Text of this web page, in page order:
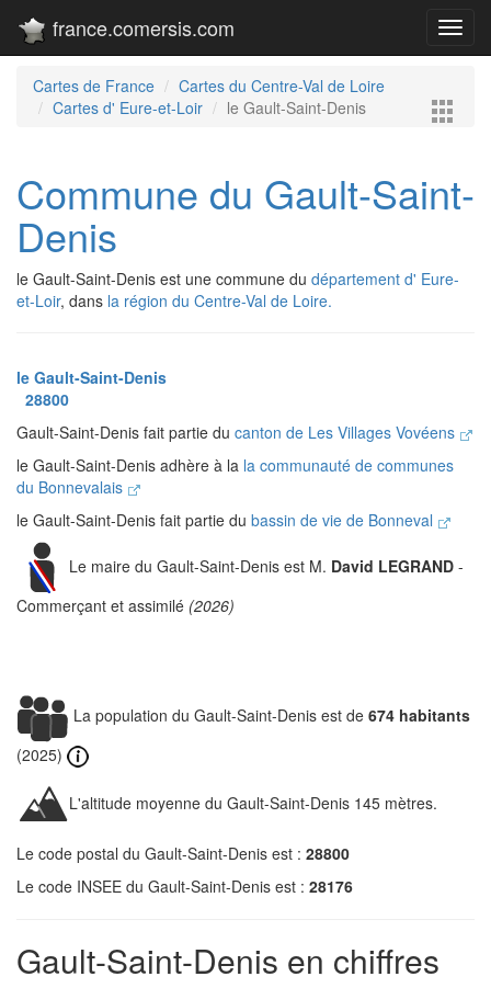
france.comersis.com
Cartes de France
Cartes du Centre-Val de Loire
Cartes d' Eure-et-Loir
le Gault-Saint-Denis
Commune du Gault-Saint-
Denis
le Gault-Saint-Denis est une commune du département d' Eure-
et-Loir, dans la région du Centre-Val de Loire.
le Gault-Saint-Denis
28800
Gault-Saint-Denis fait partie du canton de Les Villages Vovéens
le Gault-Saint-Denis adhère à la la communauté de communes
du Bonnevalais
le Gault-Saint-Denis fait partie du bassin de vie de Bonneval
Le maire du Gault-Saint-Denis est M. David LEGRAND -
Commerçant et assimilé (2026)
La population du Gault-Saint-Denis est de 674 habitants
(2025)
L'altitude moyenne du Gault-Saint-Denis 145 mètres.
Le code postal du Gault-Saint-Denis est : 28800
Le code INSEE du Gault-Saint-Denis est : 28176
Gault-Saint-Denis en chiffres